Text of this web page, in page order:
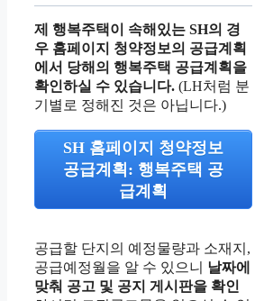
제 행복주택이 속해있는 SH의 경
우 홈페이지 청약정보의 공급계획
에서 당해의 행복주택 공급계획을
확인하실 수 있습니다. (LH처럼 분
기별로 정해진 것은 아닙니다.)
SH 홈페이지 청약정보
공급계획: 행복주택 공
급계획
공급할 단지의 예정물량과 소재지,
공급예정월을 알 수 있으니 날짜에
맞춰 공고 및 공지 게시판을 확인